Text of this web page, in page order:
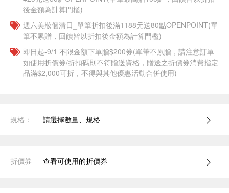
後金額為計算門檻)
週六美妝個清日_單筆折扣後滿1188元送80點OPENPOINT(單
筆不累贈，回饋皆以折扣後金額為計算門檻)
即日起-9/1 不限金額下單贈$200券(單筆不累贈，請注意訂單
如使用折價券/折扣碼則不符贈送資格，贈送之折價券消費指定
品滿$2,000可折，不得與其他優惠活動合併使用)
規格： 請選擇數量、規格
折價券 查看可使用的折價券